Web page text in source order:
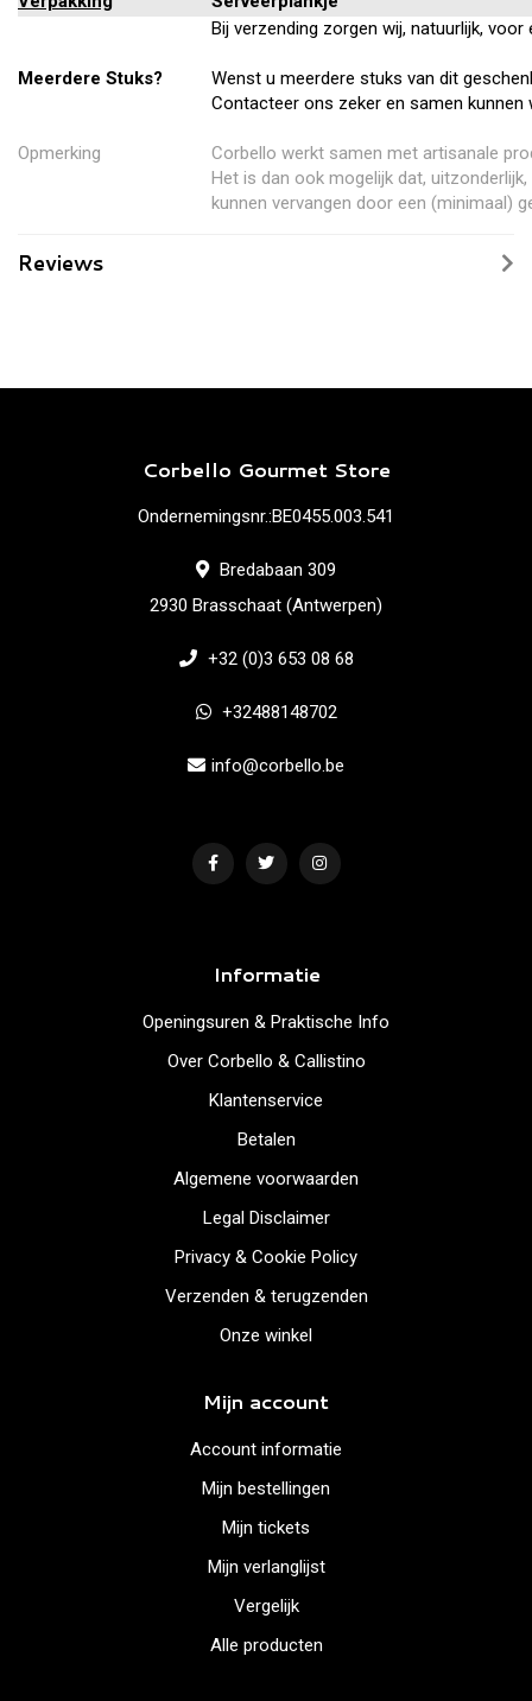
Bij verzending zorgen wij, natuurlijk,
Meerdere Stuks?
Wenst u meerdere stuks van dit
Contacteer ons zeker en samen
Opmerking
Corbello werkt samen met artisanale
Het is dan ook mogelijk dat,
kunnen vervangen door een (minimaal)
Reviews
Corbello Gourmet Store
Ondernemingsnr.:BE0455.003.541
Bredabaan 309
2930 Brasschaat (Antwerpen)
+32 (0)3 653 08 68
+32488148702
info@corbello.be
Informatie
Openingsuren & Praktische Info
Over Corbello & Callistino
Klantenservice
Betalen
Algemene voorwaarden
Legal Disclaimer
Privacy & Cookie Policy
Verzenden & terugzenden
Onze winkel
Mijn account
Account informatie
Mijn bestellingen
Mijn tickets
Mijn verlanglijst
Vergelijk
Alle producten